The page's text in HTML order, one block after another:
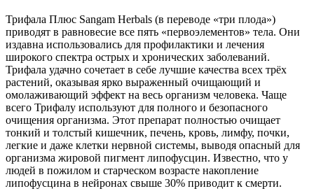
Трифала Плюс Sangam Herbals (в переводе «три плода»)
приводят в равновесие все пять «первоэлементов» тела. Они
издавна использовались для профилактики и лечения
широкого спектра острых и хронических заболеваний.
Трифала удачно сочетает в себе лучшие качества всех трёх
растений, оказывая ярко выраженный очищающий и
омолаживающий эффект на весь организм человека. Чаще
всего Трифалу используют для полного и безопасного
очищения организма. Этот препарат полностью очищает
тонкий и толстый кишечник, печень, кровь, лимфу, почки,
легкие и даже клетки нервной системы, выводя опасный для
организма жировой пигмент липофусцин. Известно, что у
людей в пожилом и старческом возрасте накопление
липофусцина в нейронах свыше 30% приводит к смерти.